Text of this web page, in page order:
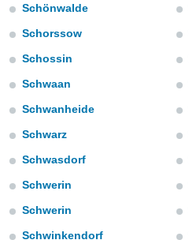
de
cookies
aceptar
Schönwalde
Schorssow
Schossin
Schwaan
Schwanheide
Schwarz
Schwasdorf
Schwerin
Schwerin
Schwinkendorf